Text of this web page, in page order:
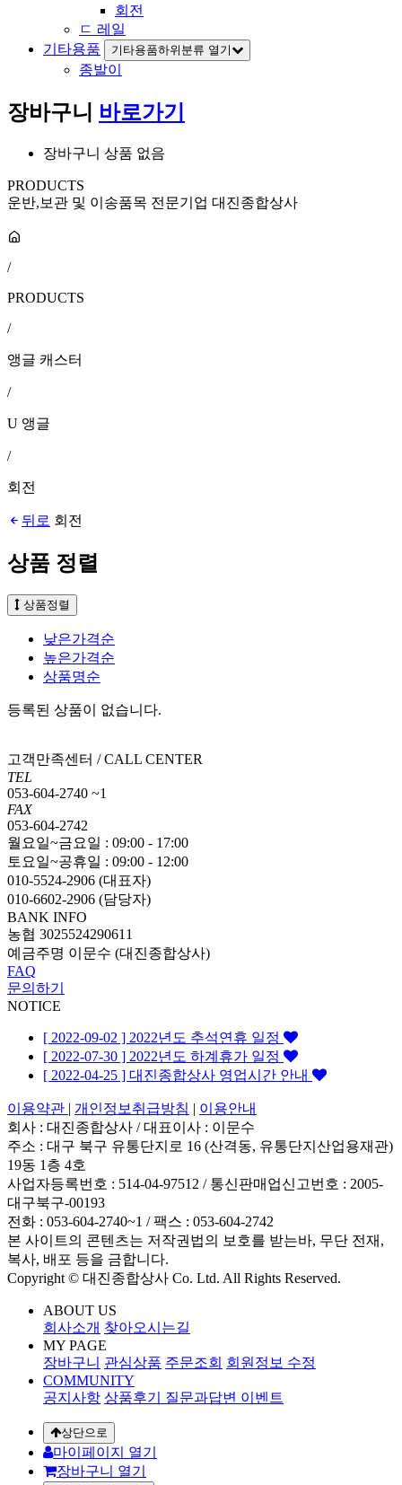
회전
ㄷ 레일
기타용품
기타용품하위분류 열기
종발이
장바구니 바로가기
장바구니 상품 없음
PRODUCTS
운반,보관 및 이송품목 전문기업 대진종합상사
/
PRODUCTS
/
앵글 캐스터
/
U 앵글
/
회전
뒤로 회전
상품 정렬
상품정렬
낮은가격순
높은가격순
상품명순
등록된 상품이 없습니다.
고객만족센터 / CALL CENTER
TEL
053-604-2740 ~1
FAX
053-604-2742
월요일~금요일 : 09:00 - 17:00
토요일~공휴일 : 09:00 - 12:00
010-5524-2906 (대표자)
010-6602-2906 (담당자)
BANK INFO
농협 3025524290611
예금주명 이문수 (대진종합상사)
FAQ
문의하기
NOTICE
[ 2022-09-02 ] 2022년도 추석연휴 일정
[ 2022-07-30 ] 2022년도 하계휴가 일정
[ 2022-04-25 ] 대진종합상사 영업시간 안내
이용약관 | 개인정보취급방침 | 이용안내
회사 : 대진종합상사 /대표이사 : 이문수
주소 : 대구 북구 유통단지로 16 (산격동, 유통단지산업용재관)
19동 1층 4호
사업자등록번호 : 514-04-97512 / 통신판매업신고번호 : 2005-
대구북구-00193
전화 : 053-604-2740~1 /팩스 : 053-604-2742
본 사이트의 콘텐츠는 저작권법의 보호를 받는바, 무단 전재,
복사, 배포 등을 금합니다.
Copyright © 대진종합상사 Co. Ltd. All Rights Reserved.
ABOUT US
회사소개 찾아오시는길
MY PAGE
장바구니 관심상품 주문조회 회원정보 수정
COMMUNITY
공지사항 상품후기 질문과답변 이벤트
상단으로
마이페이지 열기
장바구니 열기